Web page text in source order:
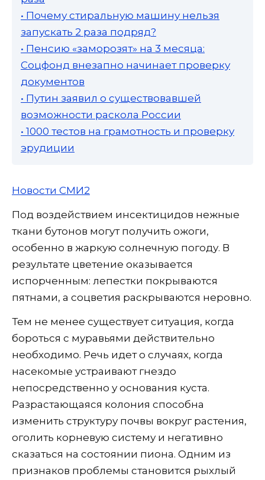
• Почему стиральную машину нельзя
запускать 2 раза подряд?
• Пенсию «заморозят» на 3 месяца:
Соцфонд внезапно начинает проверку
документов
• Путин заявил о существовавшей
возможности раскола России
• 1000 тестов на грамотность и проверку
эрудиции
Новости СМИ2
Под воздействием инсектицидов нежные
ткани бутонов могут получить ожоги,
особенно в жаркую солнечную погоду. В
результате цветение оказывается
испорченным: лепестки покрываются
пятнами, а соцветия раскрываются неровно.
Тем не менее существует ситуация, когда
бороться с муравьями действительно
необходимо. Речь идет о случаях, когда
насекомые устраивают гнездо
непосредственно у основания куста.
Разрастающаяся колония способна
изменить структуру почвы вокруг растения,
оголить корневую систему и негативно
сказаться на состоянии пиона. Одним из
признаков проблемы становится рыхлый